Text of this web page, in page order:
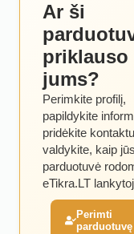
Ar ši
priklauso
jums?
Perimkite profilį,
papildykite
pridėkite
valdykite, kaip
parduotuvė
eTikra.LT
Perimti
parduotuvę